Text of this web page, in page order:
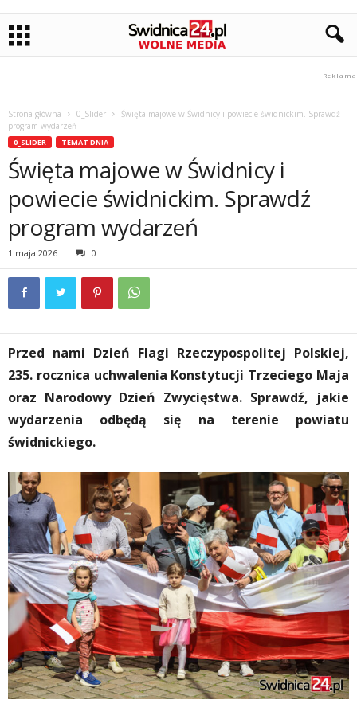
Strona główna 0_Slider
Święta majowe w Świdnicy i powiecie świdnickim. Sprawdź
program wydarzeń
0_SLIDER TEMAT DNIA
Święta majowe w Świdnicy i
powiecie świdnickim. Sprawdź
program wydarzeń
1 maja 2026 0
Przed nami Dzień Flagi Rzeczypospolitej Polskiej,
235. rocznica uchwalenia Konstytucji Trzeciego Maja
oraz Narodowy Dzień Zwycięstwa. Sprawdź, jakie
wydarzenia odbędą się na terenie powiatu
świdnickiego.